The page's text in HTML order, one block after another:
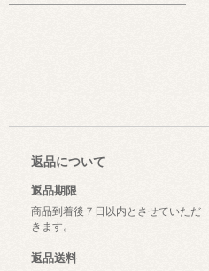
返品について
返品期限
商品到着後７日以内とさせていただ
きます。
返品送料